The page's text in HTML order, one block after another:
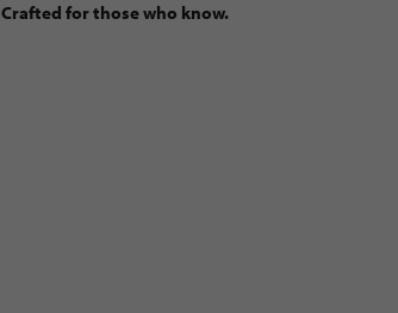
Crafted for those who know.